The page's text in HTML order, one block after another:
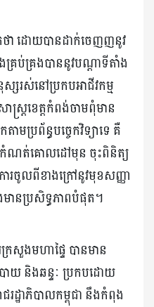
ថា ដោយបានដាក់ចេញញនូវ
រប់គ្រងបាននូវបណ្តាទីតាំង
សរស់នៅប្រកបអាជីវកម្ម
ស្ត្រខេត្តកំពង់ចាមពុំមាន
មប្រព័ន្ធបច្ចេកវិទ្យាទេ គឺ
កំណត់គោលដៅមុន ចុះពិនិត្យ
រចូលពីខាងក្រៅនូវមុខសញ្ញា
ានប្រសិទ្ធភាពបំផុត។
រសួងមហាផ្ទៃ បានមាន
យ និងឆន្ទៈ ប្រកបដោយ
ដ្ឋាភិបាលកម្ពុជា នឹងកំពុង